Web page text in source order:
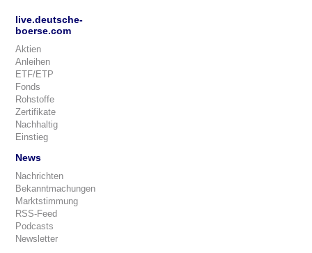
live.deutsche-
boerse.com
Aktien
Anleihen
ETF/ETP
Fonds
Rohstoffe
Zertifikate
Nachhaltig
Einstieg
News
Nachrichten
Bekanntmachungen
Marktstimmung
RSS-Feed
Podcasts
Newsletter